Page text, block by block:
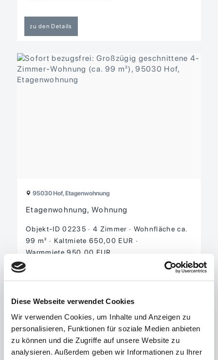
Diese Webseite verwendet Cookies
Wir verwenden Cookies, um Inhalte und Anzeigen zu
personalisieren, Funktionen für soziale Medien anbieten
zu können und die Zugriffe auf unsere Website zu
analysieren. Außerdem geben wir Informationen zu Ihrer
zu den Details
95030 Hof, Etagenwohnung
Etagenwohnung, Wohnung
Objekt-ID 02235 4 Zimmer
Wohnfläche ca.
99 m²
Kaltmiete 650,00 EUR
Warmmiete 950,00 EUR
zu den Details